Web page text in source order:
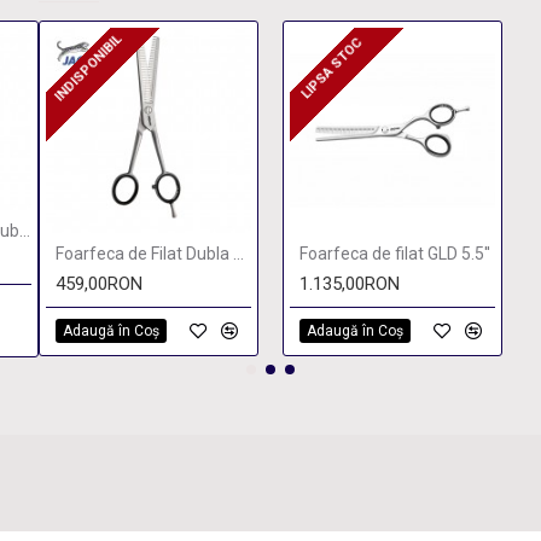
INDISPONIBIL
INDISPONIBIL
459,00RON
Adaugă în Coş
LIPSA STOC
LIPSA STOC
Foarfeca de filat GLD 5.5''
1.135,00RON
Adaugă în Coş